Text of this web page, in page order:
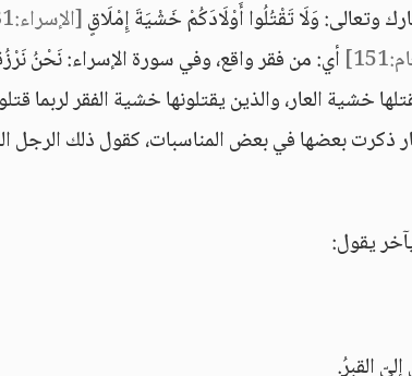
وتعالى: وَلَا تَقْتُلُوا أَوْلَادَكُمْ خَشْيَةَ إِمْلَاقٍ[الإسراء:31]
أي: من فقر واقع، وفي سورة الإسراء: نَحْنُ
خشية العار، والذين يقتلونها خشية الفقر لربما
ذكرت بعضها في بعض المناسبات، كقول ذلك الرجل
يقول:
القبرُ.